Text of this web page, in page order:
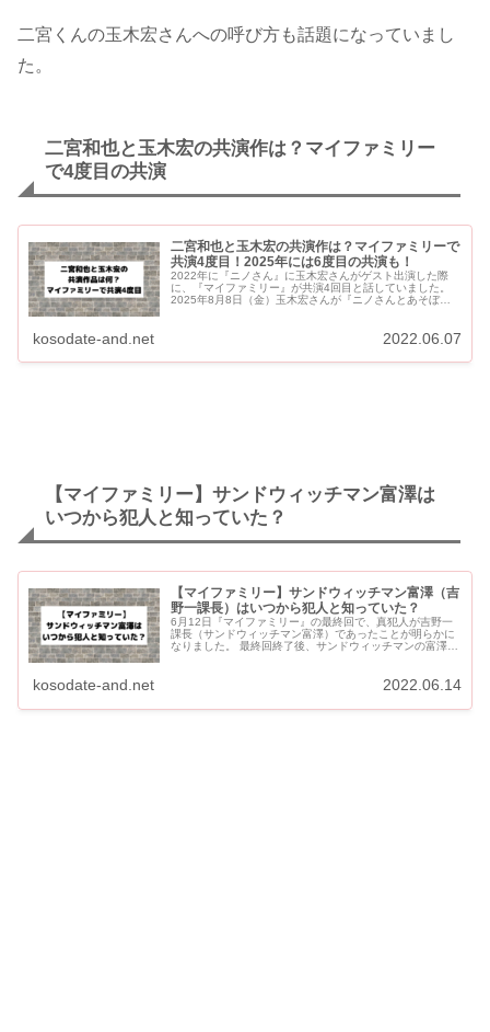
二宮くんの玉木宏さんへの呼び方も話題になっていまし
た。
二宮和也と玉木宏の共演作は？マイファミリー
で4度目の共演
二宮和也と玉木宏の共演作は？マイファミリーで
共演4度目！2025年には6度目の共演も！
2022年に『ニノさん』に玉木宏さんがゲスト出演した際
に、『マイファミリー』が共演4回目と話していました。
2025年8月8日（金）玉木宏さんが『ニノさんとあそぼ』
kosodate-and.net 2022.06.07
【マイファミリー】サンドウィッチマン富澤は
いつから犯人と知っていた？
【マイファミリー】サンドウィッチマン富澤（吉
野一課長）はいつから犯人と知っていた？
6月12日『マイファミリー』の最終回で、真犯人が吉野一
課長（サンドウィッチマン富澤）であったことが明らかに
なりました。 最終回終了後、サンドウィッチマンの富澤さ
kosodate-and.net 2022.06.14